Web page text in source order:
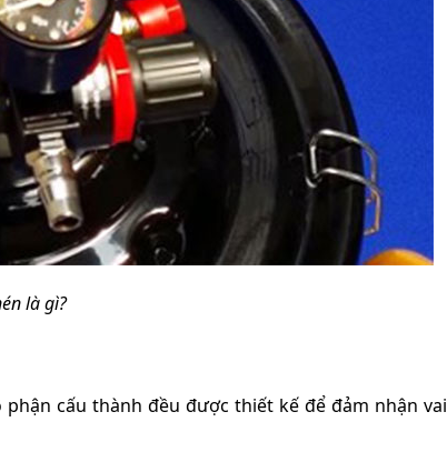
là gì?
cấu thành đều được thiết kế để đảm nhận vai